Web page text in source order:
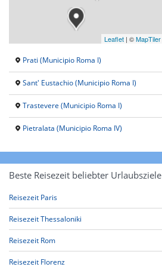
Leaflet | ©MapTiler
Prati (Municipio Roma I)
Sant' Eustachio (Municipio Roma I)
Trastevere (Municipio Roma I)
Pietralata (Municipio Roma IV)
Beste Reisezeit beliebter Urlaubsziele
Reisezeit Paris
Reisezeit Thessaloniki
Reisezeit Rom
Reisezeit Florenz